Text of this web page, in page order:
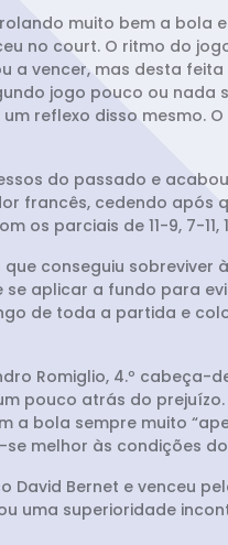
muito bem a
no court. O ritmo do
vencer, mas desta
jogo pouco ou nada
reflexo disso mesmo.
do passado e
francês, cedendo após
parciais de 11-9, 7-11,
conseguiu
aplicar a fundo para
de toda a partida e
Romiglio, 4.º cabeça-
pouco atrás do
bola sempre muito
melhor às condições
Bernet e venceu
superioridade